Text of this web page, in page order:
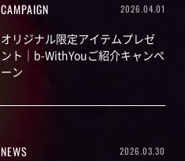
CAMPAIGN 2026.04.01
オリジナル限定アイテムプレゼ
ント｜b-WithYouご紹介キャンペ
ーン
NEWS 2026.03.30